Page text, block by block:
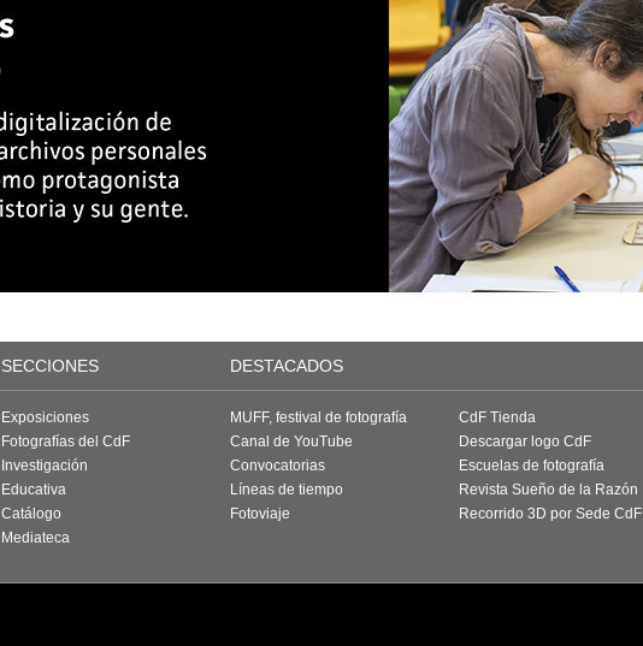
SECCIONES DESTACADOS
Exposiciones
Fotografías del CdF
Investigación
Educativa
Catálogo
Mediateca
MUFF, festival de fotografía
Canal de YouTube
Convocatorias
Líneas de tiempo
Fotoviaje
CdF Tienda
Descargar logo CdF
Escuelas de fotografía
Revista Sueño de la Razón
Recorrido 3D por Sede CdF